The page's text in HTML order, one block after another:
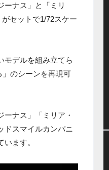
ーナス」と「ミリ
セットで1/72スケー
モデルを組み立てら
のシーンを再現可
ナス」「ミリア・
ドスマイルカンパニ
ます。